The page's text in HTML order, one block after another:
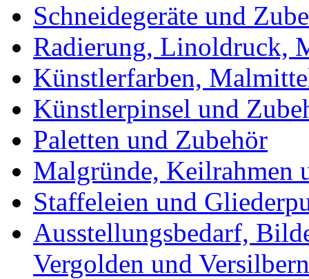
Schneidegeräte und
Radierung, Linoldruck,
Künstlerfarben,
Künstlerpinsel und
Paletten und Zubehör
Malgründe, Keilrahmen
Staffeleien und
Ausstellungsbedarf,
Vergolden und Versilbern